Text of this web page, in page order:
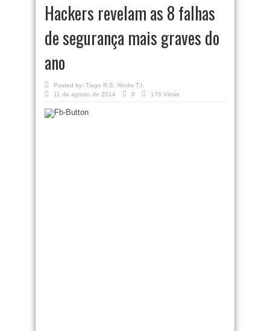
Hackers revelam as 8 falhas
de segurança mais graves do
ano
Posted by: Tiago R.S. Works T.I.
11 de agosto de 2014
0 176 Views